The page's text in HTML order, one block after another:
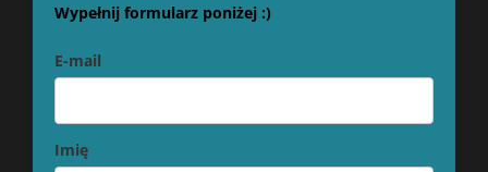
Wypełnij formularz poniżej :)
E-mail
Imię